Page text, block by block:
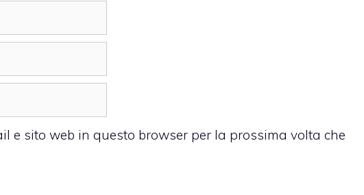
e sito web in questo browser per la prossima volta che